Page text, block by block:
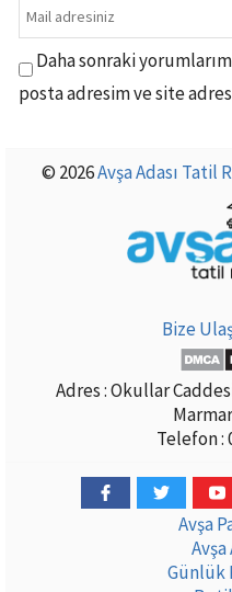
Daha sonraki
posta adresim ve site
© 2026Avşa Adası Tatil
Bize
Adres : Okullar
Telefon :
Avşa
Günlük